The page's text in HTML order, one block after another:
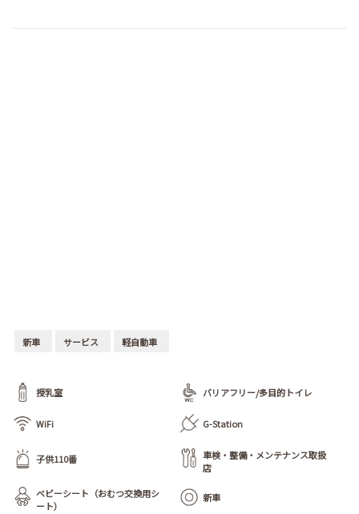
新車 サービス 軽自動車
授乳室 バリアフリー/多目的トイレ
WiFi G-Station
子供110番
車検・整備・メンテナンス取扱
店
ベビーシート（おむつ交換用シ
ート）
新車